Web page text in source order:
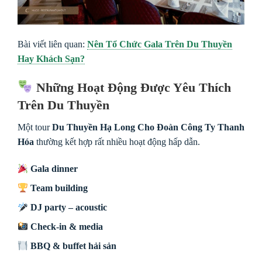
Bài viết liên quan: Nên Tổ Chức Gala Trên Du Thuyền
Hay Khách Sạn?
Những Hoạt Động Được Yêu Thích
Trên Du Thuyền
Một tourDu Thuyền Hạ Long Cho Đoàn Công Ty Thanh
Hóa thường kết hợp rất nhiều hoạt động hấp dẫn.
Gala dinner
Team building
DJ party – acoustic
Check-in & media
BBQ & buffet hải sản